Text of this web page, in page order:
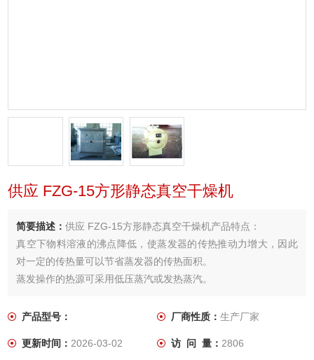
供应 FZG-15方形静态真空干燥机
简要描述：供应 FZG-15方形静态真空干燥机产品特点：
真空下物料溶液的沸点降低，使蒸发器的传热推动力增大，因此
对一定的传热量可以节省蒸发器的传热面积。
蒸发操作的热源可采用低压蒸汽或发热蒸汽。
在干燥前可进行消毒处理，干燥过程中无任何不纯物混入，符合
FZG/YZG型方形、圆形真空干燥机属于静态式真空干燥器，故干
产品型号： 厂商性质： 生产厂家
更新时间：2026-03-02 访 问 量： 2806